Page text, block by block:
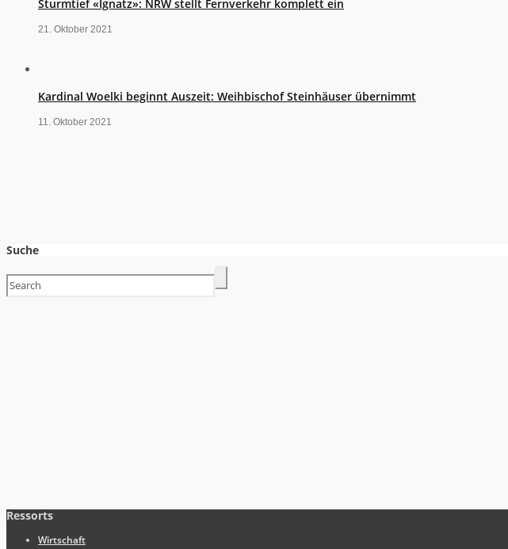
Sturmtief «Ignatz»: NRW stellt Fernverkehr komplett ein
21. Oktober 2021
Kardinal Woelki beginnt Auszeit: Weihbischof Steinhäuser übernimmt
11. Oktober 2021
Suche
Ressorts
Wirtschaft